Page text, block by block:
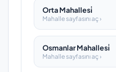
Orta Mahallesi̇
Mahalle sayfasını aç ›
Osmanlar Mahallesi̇
Mahalle sayfasını aç ›